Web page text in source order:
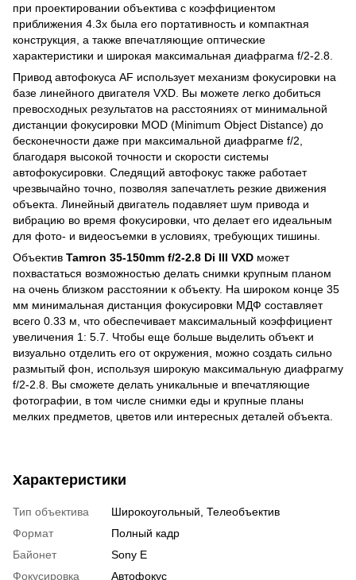
при проектировании объектива с коэффициентом
приближения 4.3x была его портативность и компактная
конструкция, а также впечатляющие оптические
характеристики и широкая максимальная диафрагма f/2-2.8.
Привод автофокуса AF использует механизм фокусировки на
базе линейного двигателя VXD. Вы можете легко добиться
превосходных результатов на расстояниях от минимальной
дистанции фокусировки MOD (Minimum Object Distance) до
бесконечности даже при максимальной диафрагме f/2,
благодаря высокой точности и скорости системы
автофокусировки. Следящий автофокус также работает
чрезвычайно точно, позволяя запечатлеть резкие движения
объекта. Линейный двигатель подавляет шум привода и
вибрацию во время фокусировки, что делает его идеальным
для фото- и видеосъемки в условиях, требующих тишины.
Объектив Tamron 35-150mm f/2-2.8 Di III VXD может
похвастаться возможностью делать снимки крупным планом
на очень близком расстоянии к объекту. На широком конце 35
мм минимальная дистанция фокусировки МДФ составляет
всего 0.33 м, что обеспечивает максимальный коэффициент
увеличения 1: 5.7. Чтобы еще больше выделить объект и
визуально отделить его от окружения, можно создать сильно
размытый фон, используя широкую максимальную диафрагму
f/2-2.8. Вы сможете делать уникальные и впечатляющие
фотографии, в том числе снимки еды и крупные планы
мелких предметов, цветов или интересных деталей объекта.
Характеристики
Тип объектива
Широкоугольный, Телеобъектив
Формат
Полный кадр
Байонет
Sony E
Фокусировка
Автофокус